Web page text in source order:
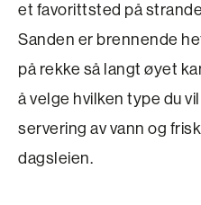
et favorittsted på
Sanden er brennende
på rekke så langt øyet
å velge hvilken type du
servering av vann og
dagsleien.